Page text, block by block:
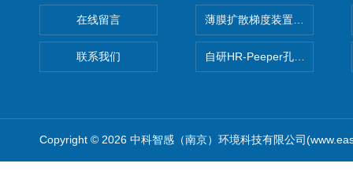
在线留言
联系我们
薄膜扩散梯度装置 Agl DGT
自研HR-Peeper孔隙水采样器
Copyright © 2026 中科智感（南京）环境科技有限公司